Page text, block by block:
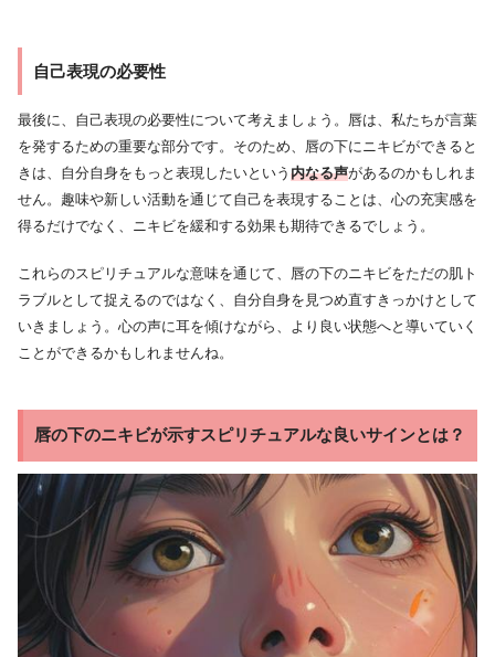
自己表現の必要性
最後に、自己表現の必要性について考えましょう。唇は、私たちが言葉
を発するための重要な部分です。そのため、唇の下にニキビができると
きは、自分自身をもっと表現したいという 内なる声があるのかもしれま
せん。趣味や新しい活動を通じて自己を表現することは、心の充実感を
得るだけでなく、ニキビを緩和する効果も期待できるでしょう。
これらのスピリチュアルな意味を通じて、唇の下のニキビをただの肌ト
ラブルとして捉えるのではなく、自分自身を見つめ直すきっかけとして
いきましょう。心の声に耳を傾けながら、より良い状態へと導いていく
ことができるかもしれませんね。
唇の下のニキビが示すスピリチュアルな良いサインとは？